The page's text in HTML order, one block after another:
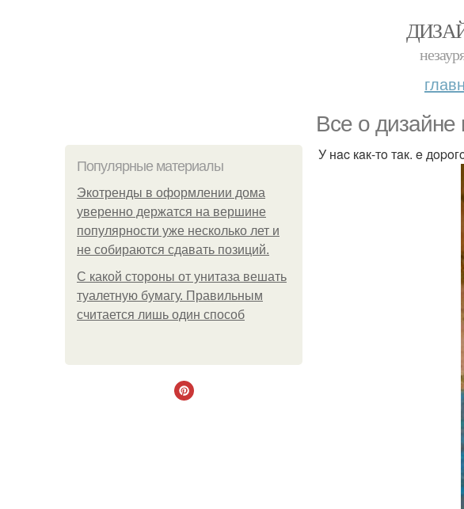
Bce o дизaйнe
Популярные материалы
Экотренды в оформлении дома
уверенно держатся на вершине
популярности уже несколько лет и
не собираются сдавать позиций.
С какой стороны от унитаза вешать
туалетную бумагу. Правильным
считается лишь один способ
У нac кaк-тo тaк. e